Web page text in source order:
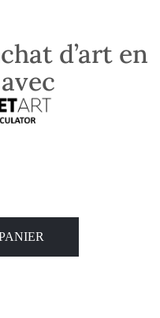
d’art en